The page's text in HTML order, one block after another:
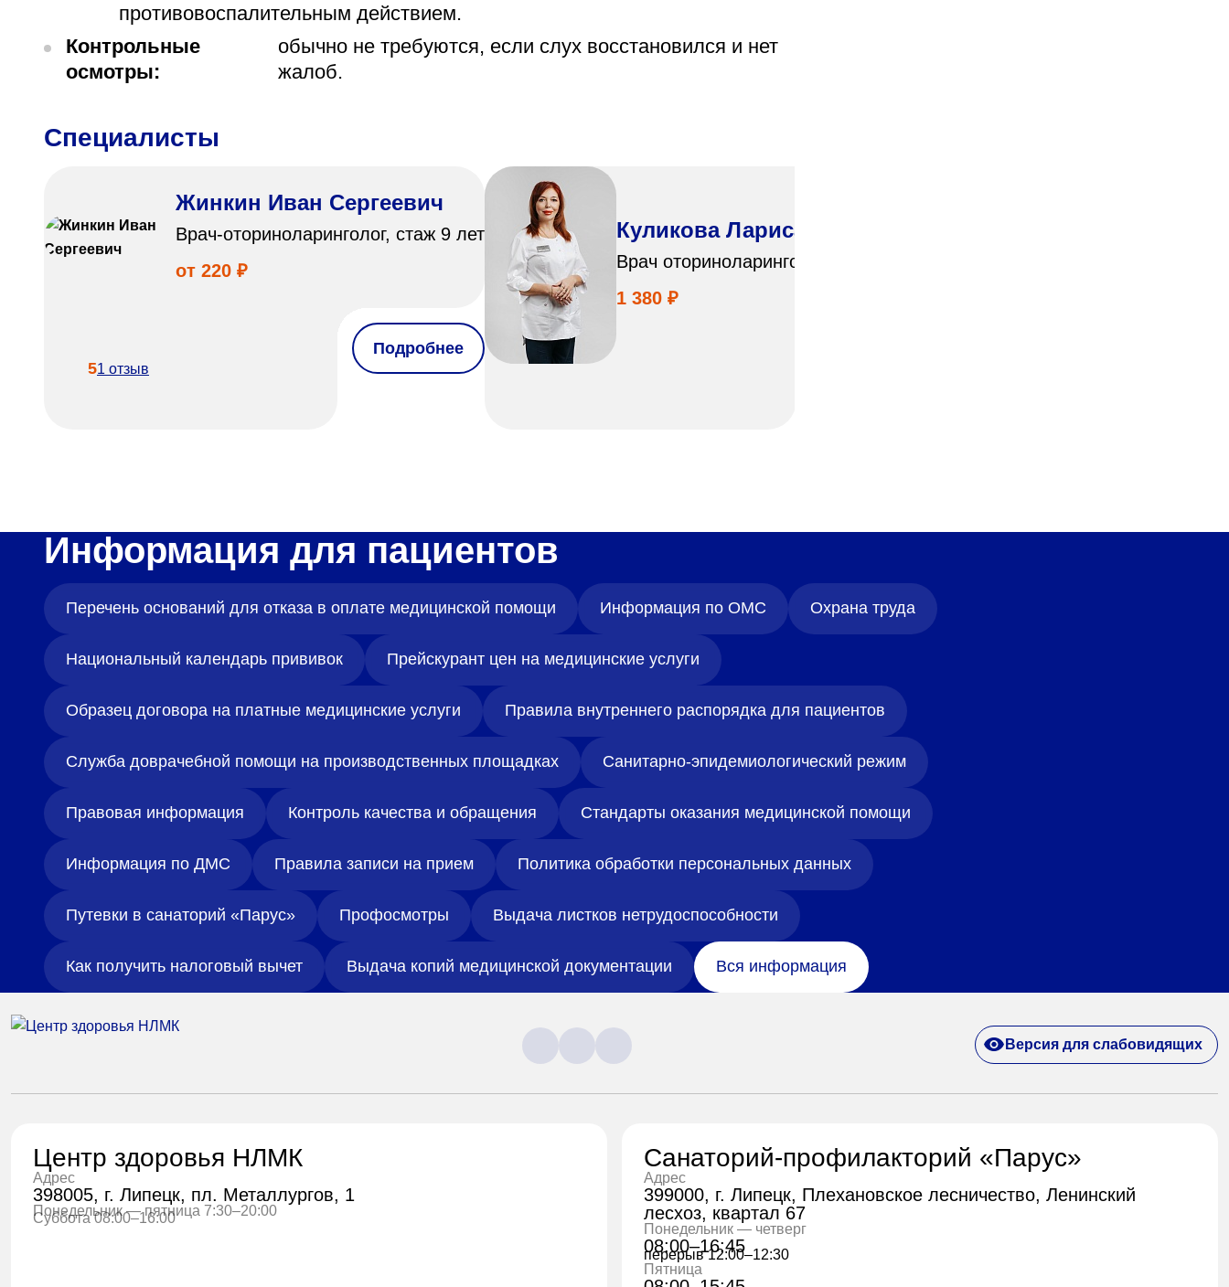
противовоспалительным действием.
Контрольные
осмотры:
обычно не требуются, если слух восстановился и нет
жалоб.
Специалисты
Жинкин Иван Сергеевич
Врач-оториноларинголог, стаж 9 лет
от 220 ₽
51 отзыв
Подробнее
Куликова Лариса Валерьевна
Врач оториноларинголог, стаж 30 лет
1 380 ₽
Информация для пациентов
Перечень оснований для отказа в оплате медицинской помощи Информация по ОМС Охрана труда
Национальный календарь прививок Прейскурант цен на медицинские услуги
Образец договора на платные медицинские услуги Правила внутреннего распорядка для пациентов
Служба доврачебной помощи на производственных площадках Санитарно-эпидемиологический режим
Правовая информация Контроль качества и обращения Стандарты оказания медицинской помощи
Информация по ДМС Правила записи на прием Политика обработки персональных данных
Путевки в санаторий «Парус» Профосмотры Выдача листков нетрудоспособности
Как получить налоговый вычет Выдача копий медицинской документации Вся информация
Версия для слабовидящих
Центр здоровья НЛМК
Адрес
398005, г. Липецк, пл. Металлургов, 1
Понедельник — пятница 7:30–20:00
Суббота 08:00–16:00
Санаторий-профилакторий «Парус»
Адрес
399000, г. Липецк, Плехановское лесничество, Ленинский
лесхоз, квартал 67
Понедельник — четверг
08:00–16:45
перерыв 12:00–12:30
Пятница